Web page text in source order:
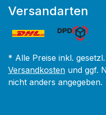
Versandarten
* Alle Preise inkl.
Versandkosten und ggf.
nicht anders angegeben.